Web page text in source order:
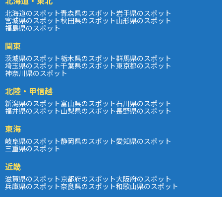
北海道のスポット青森県のスポット岩手県のスポット
宮城県のスポット秋田県のスポット山形県のスポット
福島県のスポット
関東
茨城県のスポット栃木県のスポット群馬県のスポット
埼玉県のスポット千葉県のスポット東京都のスポット
神奈川県のスポット
北陸・甲信越
新潟県のスポット富山県のスポット石川県のスポット
福井県のスポット山梨県のスポット長野県のスポット
東海
岐阜県のスポット静岡県のスポット愛知県のスポット
三重県のスポット
近畿
滋賀県のスポット京都府のスポット大阪府のスポット
兵庫県のスポット奈良県のスポット和歌山県のスポット